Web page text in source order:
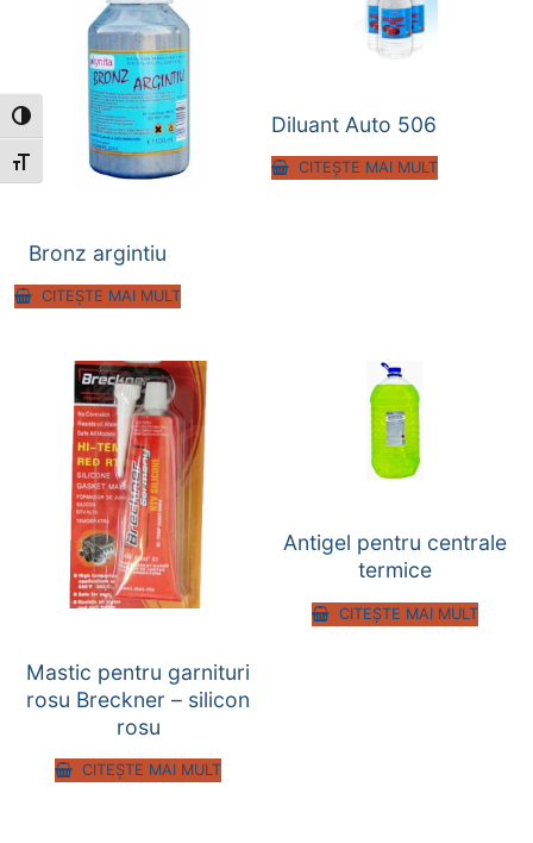
Toggle High Contrast
Toggle Font size
Bronz argintiu
CITEȘTE MAI MULT
Diluant Auto 506
CITEȘTE MAI MULT
Mastic pentru garnituri
rosu Breckner – silicon
rosu
CITEȘTE MAI MULT
Antigel pentru centrale
termice
CITEȘTE MAI MULT